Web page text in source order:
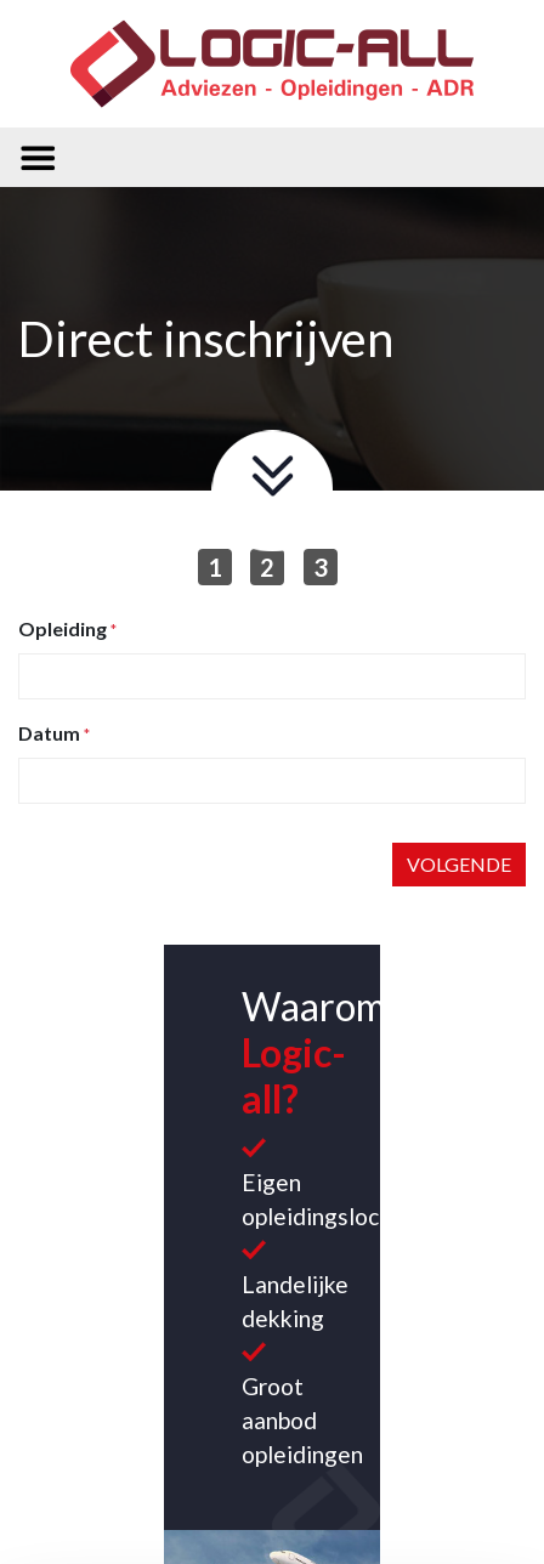
Direct inschrijven
1 2 3
Opleiding*
Datum *
VOLGENDE
Waarom
Logic-
all?
Eigen
opleidingslocatie
Landelijke
dekking
Groot
aanbod
opleidingen